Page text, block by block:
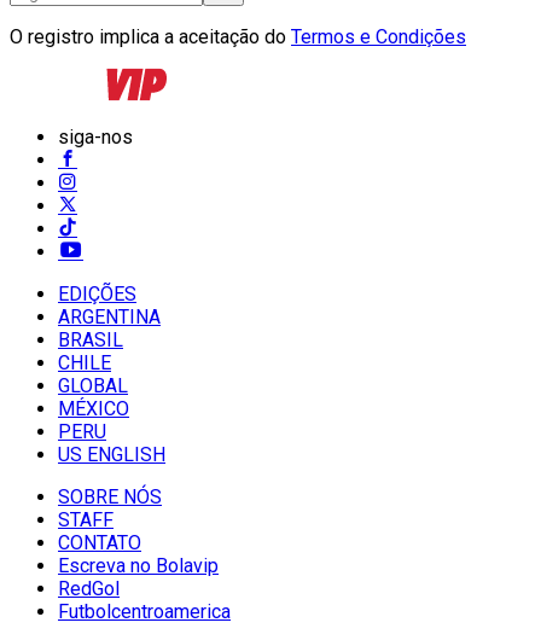
O registro implica a aceitação do Termos e Condições
siga-nos
EDIÇÕES
ARGENTINA
BRASIL
CHILE
GLOBAL
MÉXICO
PERU
US ENGLISH
SOBRE NÓS
STAFF
CONTATO
Escreva no Bolavip
RedGol
Futbolcentroamerica